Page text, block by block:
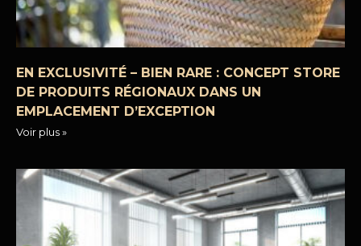
EN EXCLUSIVITÉ – BIEN RARE : CONCEPT STORE
DE PRODUITS RÉGIONAUX DANS UN
EMPLACEMENT D’EXCEPTION
Voir plus »